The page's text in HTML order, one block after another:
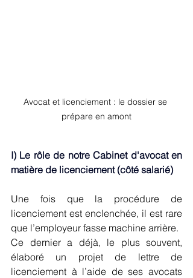
Avocat et licenciement : le dossier se
prépare en amont
I) Le rôle de notre Cabinet d'avocat en
matière de licenciement (côté salarié)
Une fois que la procédure de
licenciement est enclenchée, il est rare
que l’employeur fasse machine arrière.
Ce dernier a déjà, le plus souvent,
élaboré un projet de lettre de
licenciement à l’aide de ses avocats